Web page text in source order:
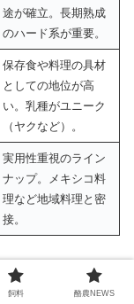
途が確立。長期熟成
のハード系が重要。
保存食や料理の具材
としての地位が高
い。乳種がユニーク
（ヤクなど）。
実用性重視のライン
ナップ。メキシコ料
理など地域料理と密
接。
飼料 酪農NEWS